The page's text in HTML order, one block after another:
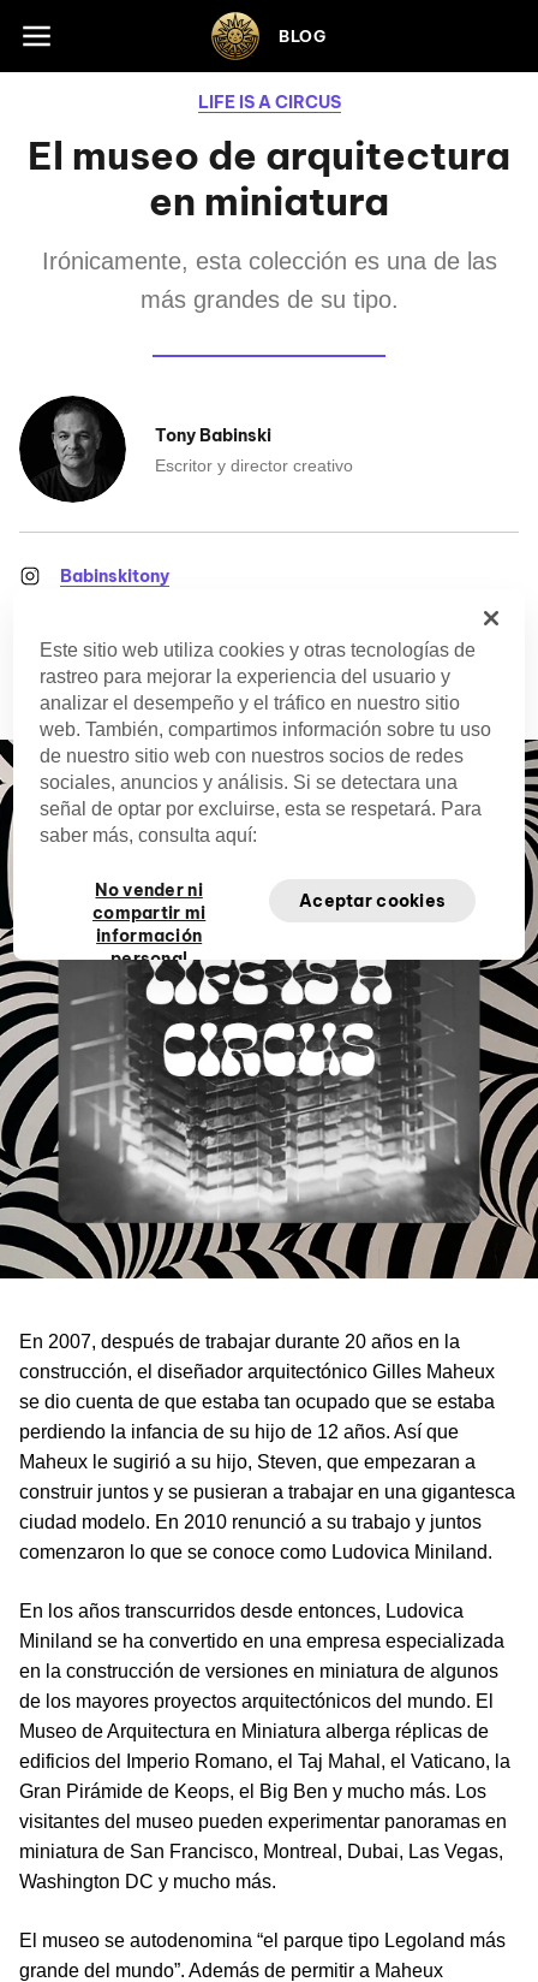
Skip to footer BLOG
LIFE IS A CIRCUS
El museo de arquitectura
en miniatura
Irónicamente, esta colección es una de las
más grandes de su tipo.
Tony Babinski
Escritor y director creativo
Babinskitony
Apr. 19, 2023
En 2007, después de trabajar durante 20 años en la
construcción, el diseñador arquitectónico Gilles Maheux
se dio cuenta de que estaba tan ocupado que se estaba
perdiendo la infancia de su hijo de 12 años. Así que
Maheux le sugirió a su hijo, Steven, que empezaran a
construir juntos y se pusieran a trabajar en una gigantesca
ciudad modelo. En 2010 renunció a su trabajo y juntos
comenzaron lo que se conoce como Ludovica Miniland.
En los años transcurridos desde entonces, Ludovica
Miniland se ha convertido en una empresa especializada
en la construcción de versiones en miniatura de algunos
de los mayores proyectos arquitectónicos del mundo. El
Museo de Arquitectura en Miniatura alberga réplicas de
edificios del Imperio Romano, el Taj Mahal, el Vaticano, la
Gran Pirámide de Keops, el Big Ben y mucho más. Los
visitantes del museo pueden experimentar panoramas en
miniatura de San Francisco, Montreal, Dubai, Las Vegas,
Washington DC y mucho más.
El museo se autodenomina “el parque tipo Legoland más
grande del mundo”. Además de permitir a Maheux
Este sitio web utiliza cookies y otras tecnologías de
rastreo para mejorar la experiencia del usuario y
analizar el desempeño y el tráfico en nuestro sitio
web. También, compartimos información sobre tu uso
de nuestro sitio web con nuestros socios de redes
sociales, anuncios y análisis. Si se detectara una
señal de optar por excluirse, esta se respetará. Para
saber más, consulta aquí:
No vender ni
compartir mi
información
personal
Aceptar cookies